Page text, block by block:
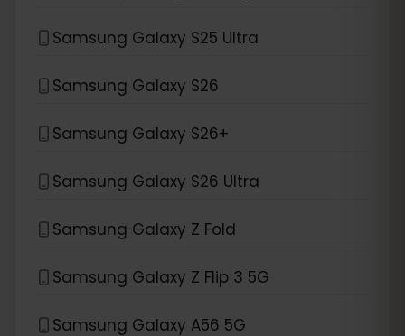
Samsung Galaxy S25 Ultra
Samsung Galaxy S26
Samsung Galaxy S26+
Samsung Galaxy S26 Ultra
Samsung Galaxy Z Fold
Samsung Galaxy Z Flip 3 5G
Samsung Galaxy A56 5G